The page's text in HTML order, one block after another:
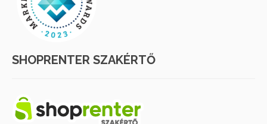
SHOPRENTER SZAKÉRTŐ